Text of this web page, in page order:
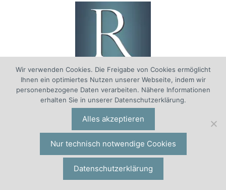
Referenzen
Vergütungsberatung: Erfahrungen
unterstützen wir Unternehmen und
Organisationen bei allen anstehenden Aufgaben
im Bereich der Konzeption, Einführung und
Gehaltsstrukturen, Benefit-Systemen, variablen
Wir verwenden Cookies. Die Freigabe von Cookies ermöglicht
Ihnen ein optimiertes Nutzen unserer Webseite, indem wir
personenbezogene Daten verarbeiten. Nähere Informationen
erhalten Sie in unserer Datenschutzerklärung.
Alles akzeptieren
Nur technisch notwendige Cookies
Datenschutzerklärung